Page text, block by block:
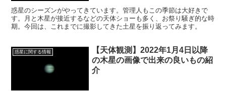
惑星のシーズンがやってきています。管理人もこの季節は大好きで
す。月と木星が接近するなどの天体ショーも多く、お祭り騒ぎ的な時
期。今回は、これまでに撮影してきた土星を振り返ってみます。
惑星に関する情報
【天体観測】2022年1月4日以降
の木星の画像で出来の良いもの紹
介